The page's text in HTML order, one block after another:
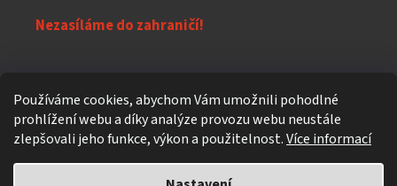
Používáme cookies, abychom Vám umožnili pohodlné
prohlížení webu a díky analýze provozu webu neustále
zlepšovali jeho funkce, výkon a použitelnost.Více informací
Nezasíláme do zahraničí!
Vytvořil Shoptet